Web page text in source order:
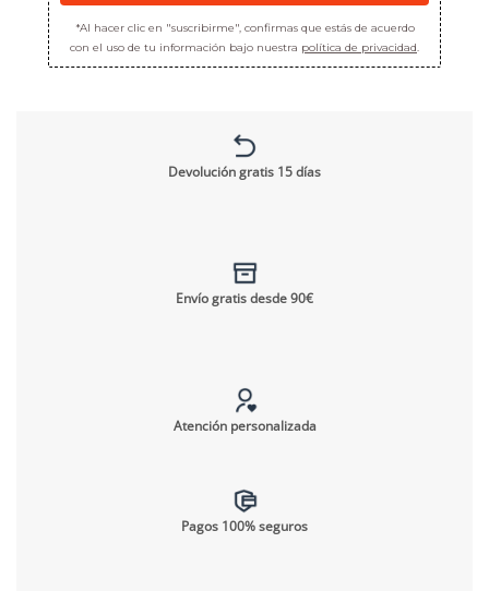
*Al hacer clic en "suscribirme", confirmas que estás de acuerdo
con el uso de tu información bajo nuestra política de privacidad.
Devolución gratis 15 días
Envío gratis desde 90€
Atención personalizada
Pagos 100% seguros